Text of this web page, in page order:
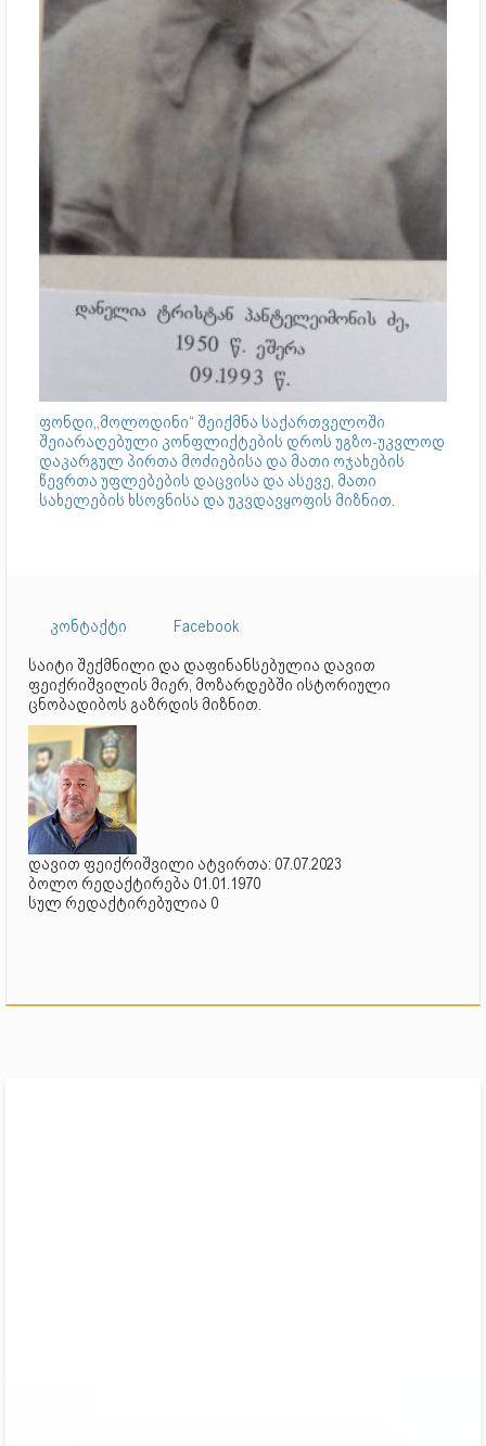
ფონდი,,მოლოდინი“ შეიქმნა საქართველოში
შეიარაღებული კონფლიქტების დროს უგზო-უკვლოდ
დაკარგულ პირთა მოძიებისა და მათი ოჯახების
წევრთა უფლებების დაცვისა და ასევე, მათი
სახელების ხსოვნისა და უკვდავყოფის მიზნით.
კონტაქტი
Facebook
საიტი შექმნილი და დაფინანსებულია დავით
ფეიქრიშვილის მიერ, მოზარდებში ისტორიული
ცნობადიბოს გაზრდის მიზნით.
დავით ფეიქრიშვილი ატვირთა: 07.07.2023
ბოლო რედაქტირება 01.01.1970
სულ რედაქტირებულია 0